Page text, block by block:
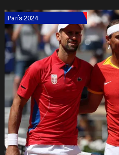
París 2024